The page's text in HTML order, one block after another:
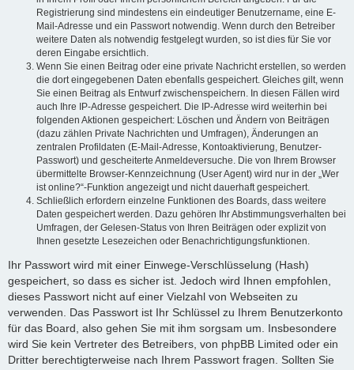
Registrierung sind mindestens ein eindeutiger Benutzername, eine E-
Mail-Adresse und ein Passwort notwendig. Wenn durch den Betreiber
weitere Daten als notwendig festgelegt wurden, so ist dies für Sie vor
deren Eingabe ersichtlich.
Wenn Sie einen Beitrag oder eine private Nachricht erstellen, so werden
die dort eingegebenen Daten ebenfalls gespeichert. Gleiches gilt, wenn
Sie einen Beitrag als Entwurf zwischenspeichern. In diesen Fällen wird
auch Ihre IP-Adresse gespeichert. Die IP-Adresse wird weiterhin bei
folgenden Aktionen gespeichert: Löschen und Ändern von Beiträgen
(dazu zählen Private Nachrichten und Umfragen), Änderungen an
zentralen Profildaten (E-Mail-Adresse, Kontoaktivierung, Benutzer-
Passwort) und gescheiterte Anmeldeversuche. Die von Ihrem Browser
übermittelte Browser-Kennzeichnung (User Agent) wird nur in der „Wer
ist online?“-Funktion angezeigt und nicht dauerhaft gespeichert.
Schließlich erfordern einzelne Funktionen des Boards, dass weitere
Daten gespeichert werden. Dazu gehören Ihr Abstimmungsverhalten bei
Umfragen, der Gelesen-Status von Ihren Beiträgen oder explizit von
Ihnen gesetzte Lesezeichen oder Benachrichtigungsfunktionen.
Ihr Passwort wird mit einer Einwege-Verschlüsselung (Hash)
gespeichert, so dass es sicher ist. Jedoch wird Ihnen empfohlen,
dieses Passwort nicht auf einer Vielzahl von Webseiten zu
verwenden. Das Passwort ist Ihr Schlüssel zu Ihrem Benutzerkonto
für das Board, also gehen Sie mit ihm sorgsam um. Insbesondere
wird Sie kein Vertreter des Betreibers, von phpBB Limited oder ein
Dritter berechtigterweise nach Ihrem Passwort fragen. Sollten Sie